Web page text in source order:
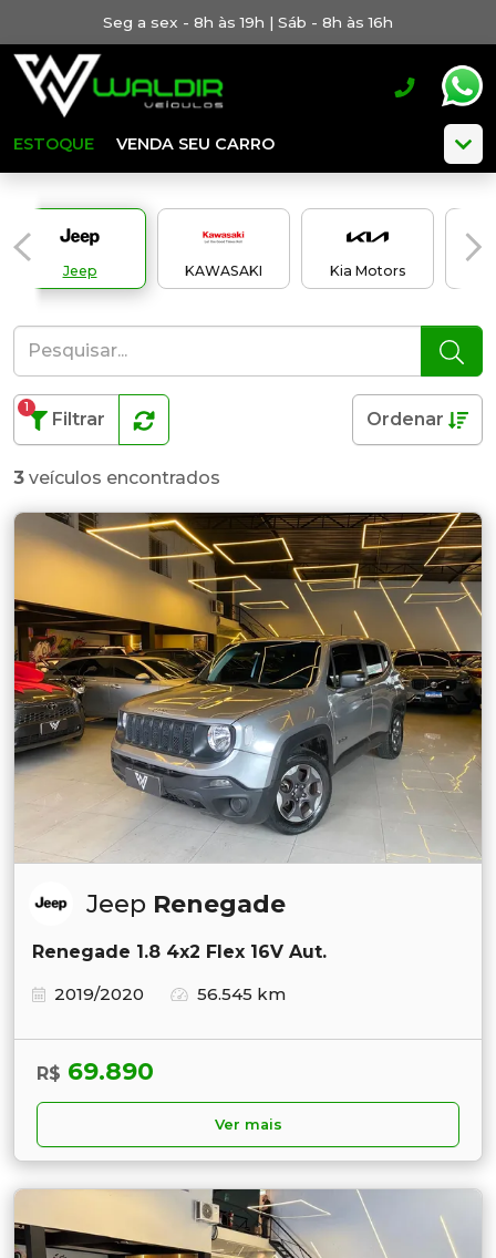
Seg a sex - 8h às 19h | Sáb - 8h às 16h
ESTOQUE VENDA SEU CARRO
Jeep KAWASAKI Kia Motors
Filtrar
1
Ordenar
3 veículos encontrados
Jeep Renegade
Renegade 1.8 4x2 Flex 16V Aut.
2019/2020
56.545 km
R$ 69.890
Ver mais